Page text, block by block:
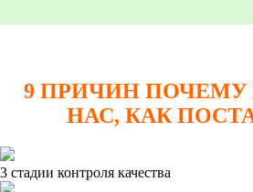
9 ПРИЧИН
НАС, КАК
3 стадии контроля качества